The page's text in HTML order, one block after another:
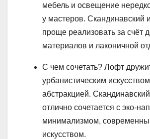
мебель и освещение
у мастеров. Скандинавский
проще реализовать за счёт
материалов и лаконичной
С чем сочетать? Лофт
урбанистическим
абстракцией.
отлично сочетается с эко-
минимализмом,
искусством.